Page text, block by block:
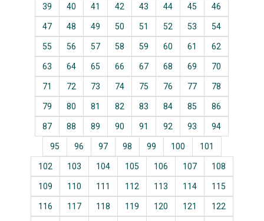
39 40 41 42 43 44 45 46
47 48 49 50 51 52 53 54
55 56 57 58 59 60 61 62
63 64 65 66 67 68 69 70
71 72 73 74 75 76 77 78
79 80 81 82 83 84 85 86
87 88 89 90 91 92 93 94
95 96 97 98 99 100 101
102 103 104 105 106 107 108
109 110 111 112 113 114 115
116 117 118 119 120 121 122